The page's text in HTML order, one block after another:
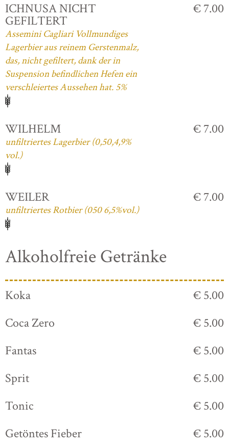
ICHNUSA NICHT
GEFILTERT
Assemini Cagliari Vollmundiges
Lagerbier aus reinem Gerstenmalz,
das, nicht gefiltert, dank der in
Suspension befindlichen Hefen ein
verschleiertes Aussehen hat. 5%
€ 7.00
WILHELM
unfiltriertes Lagerbier (0,50,4,9%
vol.)
€ 7.00
WEILER
unfiltriertes Rotbier (050 6,5%vol.)
€ 7.00
Alkoholfreie Getränke
Koka
€ 5.00
Coca Zero
€ 5.00
Fantas
€ 5.00
Sprit
€ 5.00
Tonic
€ 5.00
Getöntes Fieber
€ 5.00